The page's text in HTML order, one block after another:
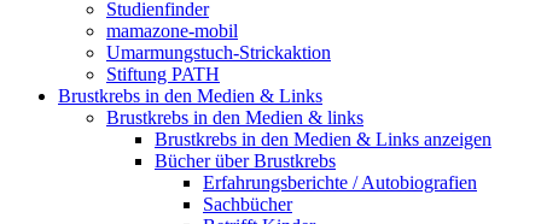
Studienfinder
mamazone-mobil
Umarmungstuch-Strickaktion
Stiftung PATH
Brustkrebs in den Medien & Links
Brustkrebs in den Medien & links
Brustkrebs in den Medien & Links anzeigen
Bücher über Brustkrebs
Erfahrungsberichte / Autobiografien
Sachbücher